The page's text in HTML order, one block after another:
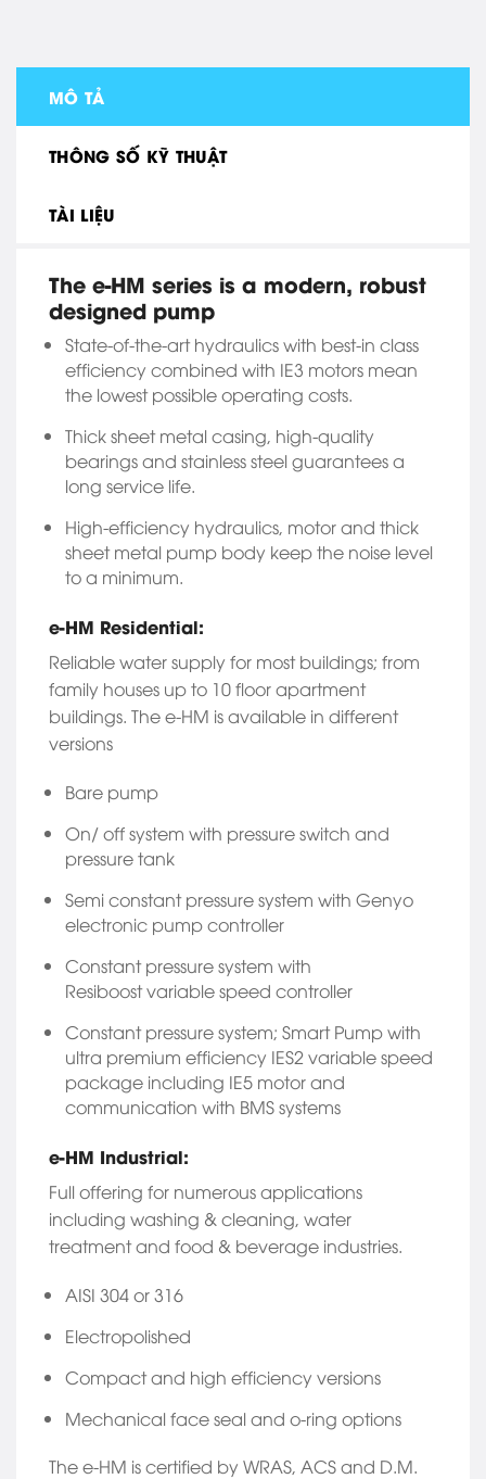
MÔ TẢ
THÔNG SỐ KỸ THUẬT
TÀI LIỆU
The e-HM series is a modern, robust
designed pump
State-of-the-art hydraulics with best-in class
efficiency combined with IE3 motors mean
the lowest possible operating costs.
Thick sheet metal casing, high-quality
bearings and stainless steel guarantees a
long service life.
High-efficiency hydraulics, motor and thick
sheet metal pump body keep the noise level
to a minimum.
e-HM Residential:
Reliable water supply for most buildings; from
family houses up to 10 floor apartment
buildings. The e-HM is available in different
versions
Bare pump
On/ off system with pressure switch and
pressure tank
Semi constant pressure system with Genyo
electronic pump controller
Constant pressure system with
Resiboost variable speed controller
Constant pressure system; Smart Pump with
ultra premium efficiency IES2 variable speed
package including IE5 motor and
communication with BMS systems
e-HM Industrial:
Full offering for numerous applications
including washing & cleaning, water
treatment and food & beverage industries.
AISI 304 or 316
Electropolished
Compact and high efficiency versions
Mechanical face seal and o-ring options
The e-HM is certified by WRAS, ACS and D.M.